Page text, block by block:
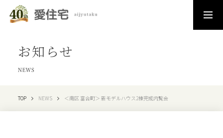
お知らせ
NEWS
TOP NEWS ＜南区 富合町＞ 新モデルハウス2棟完成内覧会